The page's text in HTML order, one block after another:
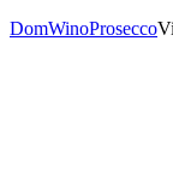
DomWinoProsecco